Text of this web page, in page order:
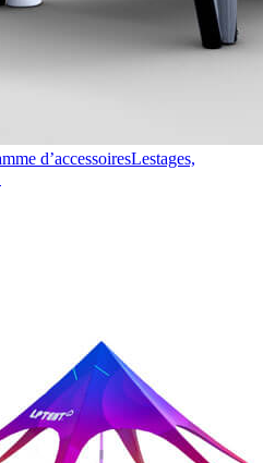
d’accessoiresLestages,